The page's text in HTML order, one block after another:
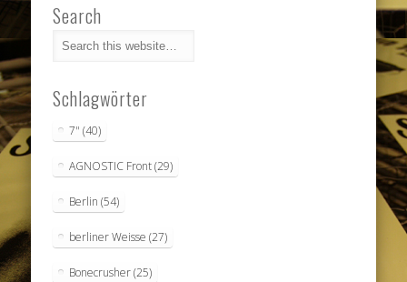
Search
Schlagwörter
7" (40)
AGNOSTIC Front(29)
Berlin (54)
berliner Weisse (27)
Bonecrusher(25)